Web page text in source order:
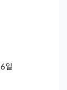
일